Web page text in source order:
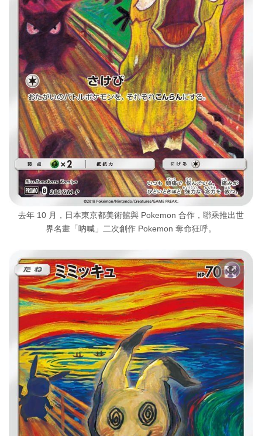
去年 10 月，日本東京都美術館與 Pokemon 合作，聯乘推出世
界名畫「吶喊」二次創作 Pokemon 奪命狂呼。